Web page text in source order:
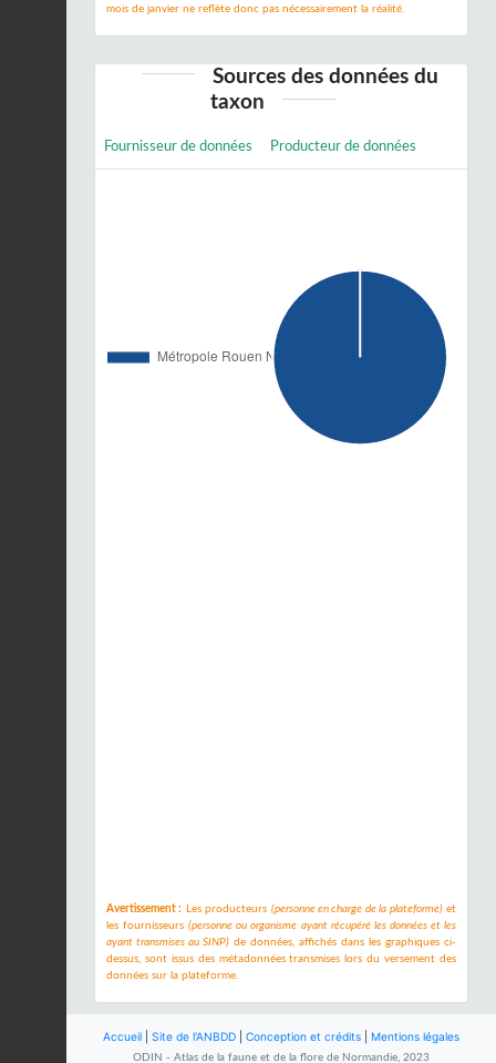
mois de janvier ne reflète donc pas nécessairement la réalité.
Sources des données du
taxon
Fournisseur de données Producteur de données
Avertissement : Les producteurs (personne en charge de la plateforme)et
les fournisseurs(personne ou organisme ayant récupéré les données et les
ayant transmises au SINP) de données, affichés dans les graphiques ci-
dessus, sont issus des métadonnées transmises lors du versement des
données sur la plateforme.
Accueil Site de l'ANBDD Conception et crédits Mentions légales
ODIN - Atlas de la faune et de la flore de Normandie, 2023